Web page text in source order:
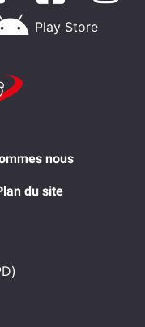
Play Store
nous
du site